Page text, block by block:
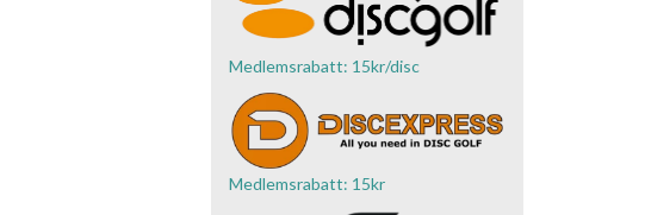
Medlemsrabatt: 15kr/disc
Medlemsrabatt: 15kr